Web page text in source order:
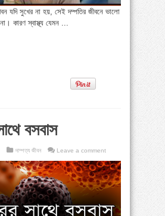
যদি সুখের না হয়, সেই দম্পতির জীবনে ভালো
কারণ স্বাস্থ্য যেমন ...
বসবাস
দাম্পত্য জীবন Leave a comment